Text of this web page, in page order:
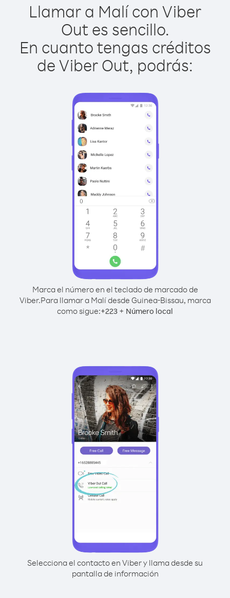
Llamar a Malí con Viber
Out es sencillo.
En cuanto tengas créditos
de Viber Out, podrás:
Marca el número en el teclado de marcado de
Viber.Para llamar a Malí desde Guinea-Bissau, marca
como sigue:+223 + Número local
Selecciona el contacto en Viber y llama desde su
pantalla de información